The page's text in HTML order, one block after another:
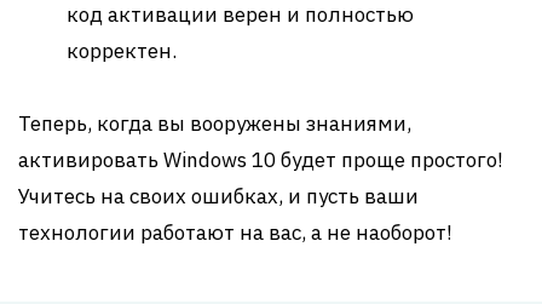
код активации верен и полностью
корректен.
Теперь, когда вы вооружены знаниями,
активировать Windows 10 будет проще простого!
Учитесь на своих ошибках, и пусть ваши
технологии работают на вас, а не наоборот!